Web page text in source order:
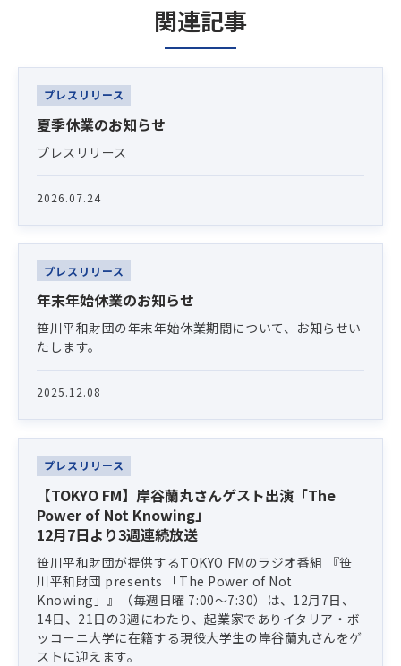
関連記事
Latest News
プレスリリース
夏季休業のお知らせ
プレスリリース
2026.07.24
プレスリリース
年末年始休業のお知らせ
笹川平和財団の年末年始休業期間について、お知らせい
たします。
2025.12.08
プレスリリース
【TOKYO FM】岸谷蘭丸さんゲスト出演「The
Power of Not Knowing」
12月7日より3週連続放送
笹川平和財団が提供するTOKYO FMのラジオ番組 『笹
川平和財団 presents 「The Power of Not
Knowing」』（毎週日曜 7:00〜7:30）は、12月7日、
14日、21日の3週にわたり、起業家でありイタリア・ボ
ッコーニ大学に在籍する現役大学生の岸谷蘭丸さんをゲ
ストに迎えます。